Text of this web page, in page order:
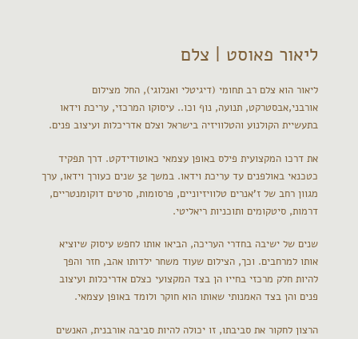
ליאור פאוסט | צלם
ליאור הוא צלם רב תחומי (דיגיטלי ואנלוגי), החל מצילום
אורבני,אבסטרקט, תנועה, נוף וכו.. עיסוקו המרכזי, עריכת וידאו
בתעשיית הקולנוע והטלוויזיה בישראל וצלם אדריכלות ועיצוב פנים.
את דרכו המקצועית פילס באופן עצמאי כאוטודידקט. דרך תפקיד
כטכנאי באולפנים עד עריכת וידאו. במשך 32 שנים כעורך וידאו, ערך
מגוון רחב של ז'אנרים טלוויזיוניים, פרסומות, סרטים דוקומנטריים,
דרמות, סיטקומים ותוכניות ריאליטי.
שנים של ישיבה בחדרי העריכה, הביאו אותו לחפש עיסוק שיוציא
אותו למרחבים. וכך, הצילום שעוד משחר ילדותו אהב, חזר והפך
להיות חלק מרכזי בחייו הן בצד המקצועי כצלם אדריכלות ועיצוב
פנים והן בצד האמנותי שאותו הוא חוקר ולומד באופן עצמאי.
הרצון לחקור את סביבתו, זו יכולה להיות סביבה אורבנית, האנשים